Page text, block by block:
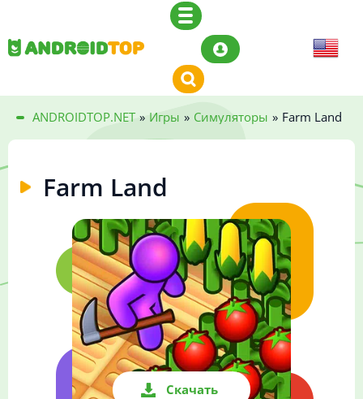
ANDROIDTOP.NET » Игры » Симуляторы » Farm Land
Farm Land
Скачать